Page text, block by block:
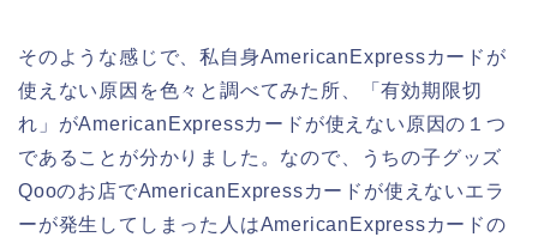
そのような感じで、私自身AmericanExpressカードが
使えない原因を色々と調べてみた所、「有効期限切
れ」がAmericanExpressカードが使えない原因の１つ
であることが分かりました。なので、うちの子グッズ
Qooのお店でAmericanExpressカードが使えないエラ
ーが発生してしまった人はAmericanExpressカードの